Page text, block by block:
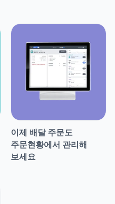
이제 배달 주문도
주문현황에서 관리해
보세요